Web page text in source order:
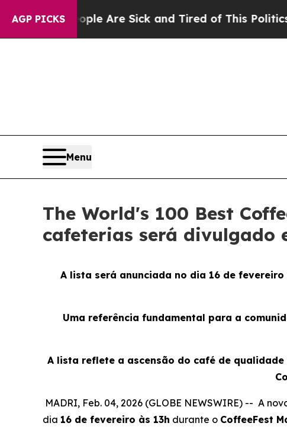
AGP PICKSAre Sick and Tired of This Politics of
Menu
The World's 100 Best
cafeterias será divulgado
A lista será anunciada no dia 16 de
Uma referência fundamental para a
A lista reflete a ascensão do café de qualidade
MADRI, Feb. 04, 2026 (GLOBE NEWSWIRE) -- A
dia 16 de fevereiro às 13h durante o CoffeeFest